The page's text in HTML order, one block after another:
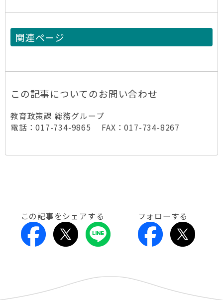
関連ページ
この記事についてのお問い合わせ
教育政策課 総務グループ
電話：017-734-9865 FAX：017-734-8267
この記事をシェアする フォローする